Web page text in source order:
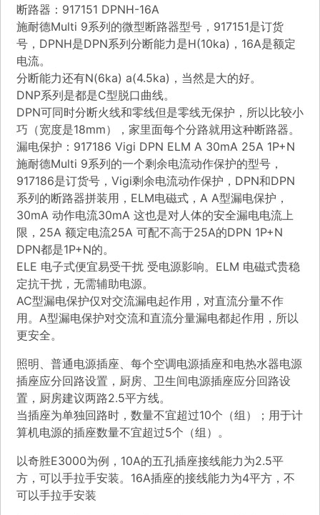
断路器：917151 DPNH-16A
施耐德Multi 9系列的微型断路器型号，917151是订货
号，DPNH是DPN系列分断能力是H(10ka)，16A是额定
电流。
分断能力还有N(6ka) a(4.5ka)，当然是大的好。
DNP系列是都是C型脱口曲线。
DPN可同时分断火线和零线但是零线无保护，所以比较小
巧（宽度是18mm），家里面每个分路就用这种断路器。
漏电保护：917186 Vigi DPN ELM A 30mA 25A 1P+N
施耐德Multi 9系列的一个剩余电流动作保护的型号，
917186是订货号，Vigi剩余电流动作保护，DPN和DPN
系列的断路器拼装用，ELM电磁式，A A型漏电保护，
30mA 动作电流30mA 这也是对人体的安全漏电电流上
限，25A 额定电流25A 可配不高于25A的DPN 1P+N
DPN都是1P+N的。
ELE 电子式便宜易受干扰 受电源影响。ELM 电磁式贵稳
定抗干扰，无需辅助电源。
AC型漏电保护仅对交流漏电起作用，对直流分量不作
用。A型漏电保护对交流和直流分量漏电都起作用，所以
更安全。
照明、普通电源插座、每个空调电源插座和电热水器电源
插座应分回路设置，厨房、卫生间电源插座应分回路设
置，厨房建议两路2.5平方线。
当插座为单独回路时，数量不宜超过10个（组）；用于计
算机电源的插座数量不宜超过5个（组）。
以奇胜E3000为例，10A的五孔插座接线能力为2.5平
方，可以手拉手安装。16A插座的接线能力为4平方，不
可以手拉手安装